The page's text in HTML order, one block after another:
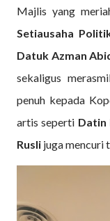
Majlis yang
Setiausaha
Datuk Azman
sekaligus
penuh kepada
artis seperti Datin
Rusli juga mencuri